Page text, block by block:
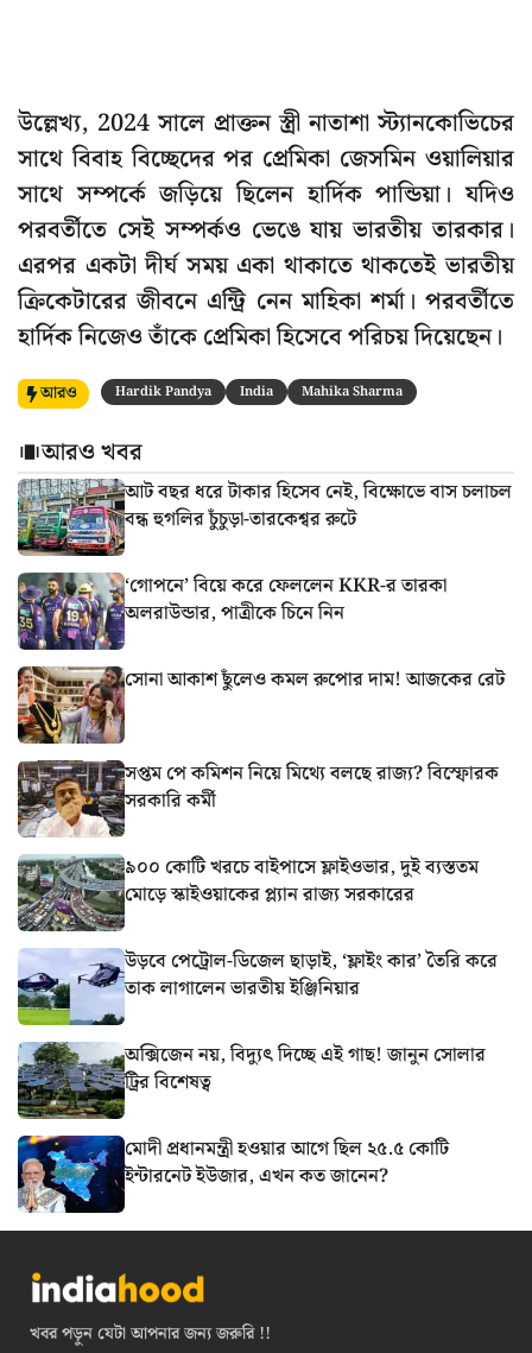
উল্লেখ্য, 2024 সালে প্রাক্তন স্ত্রী নাতাশা স্ট্যানকোভিচের
সাথে বিবাহ বিচ্ছেদের পর প্রেমিকা জেসমিন ওয়ালিয়ার
সাথে সম্পর্কে জড়িয়ে ছিলেন হার্দিক পান্ডিয়া। যদিও
পরবর্তীতে সেই সম্পর্কও ভেঙে যায় ভারতীয় তারকার।
এরপর একটা দীর্ঘ সময় একা থাকাতে থাকতেই ভারতীয়
ক্রিকেটারের জীবনে এন্ট্রি নেন মাহিকা শর্মা। পরবর্তীতে
হার্দিক নিজেও তাঁকে প্রেমিকা হিসেবে পরিচয় দিয়েছেন।
আরও Hardik Pandya India Mahika Sharma
আরও খবর
আট বছর ধরে টাকার হিসেব নেই, বিক্ষোভে বাস চলাচল
বন্ধ হুগলির চুঁচুড়া-তারকেশ্বর রুটে
‘গোপনে’ বিয়ে করে ফেললেন KKR-র তারকা
অলরাউন্ডার, পাত্রীকে চিনে নিন
সোনা আকাশ ছুঁলেও কমল রুপোর দাম! আজকের রেট
সপ্তম পে কমিশন নিয়ে মিথ্যে বলছে রাজ্য? বিস্ফোরক
সরকারি কর্মী
৯০০ কোটি খরচে বাইপাসে ফ্লাইওভার, দুই ব্যস্ততম
মোড়ে স্কাইওয়াকের প্ল্যান রাজ্য সরকারের
উড়বে পেট্রোল-ডিজেল ছাড়াই, ‘ফ্লাইং কার’ তৈরি করে
তাক লাগালেন ভারতীয় ইঞ্জিনিয়ার
অক্সিজেন নয়, বিদ্যুৎ দিচ্ছে এই গাছ! জানুন সোলার
ট্রির বিশেষত্ব
মোদী প্রধানমন্ত্রী হওয়ার আগে ছিল ২৫.৫ কোটি
ইন্টারনেট ইউজার, এখন কত জানেন?
খবর পড়ুন যেটা আপনার জন্য জরুরি !!